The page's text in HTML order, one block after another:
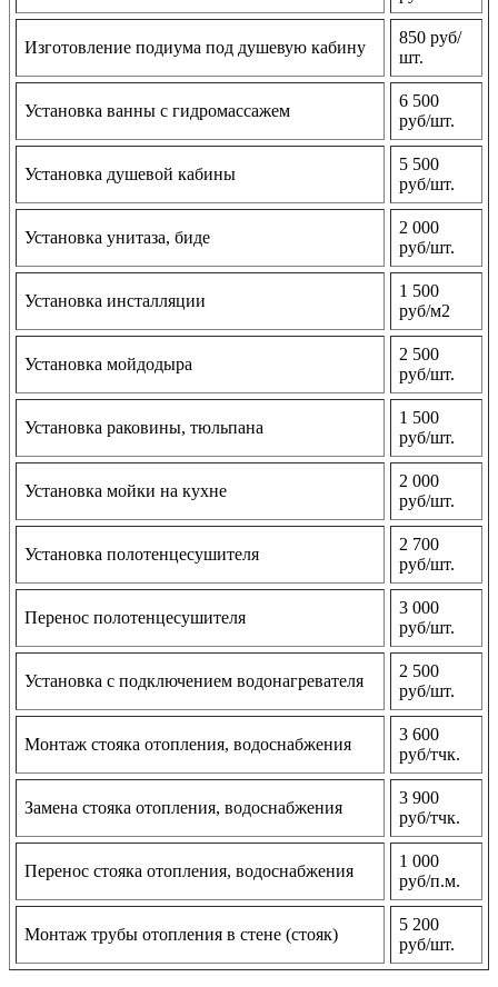
Изготовление подиума под душевую кабину
850 руб/
шт.
Установка ванны с гидромассажем
6 500
руб/шт.
Установка душевой кабины
5 500
руб/шт.
Установка унитаза, биде
2 000
руб/шт.
Установка инсталляции
1 500
руб/м2
Установка мойдодыра
2 500
руб/шт.
Установка раковины, тюльпана
1 500
руб/шт.
Установка мойки на кухне
2 000
руб/шт.
Установка полотенцесушителя
2 700
руб/шт.
Перенос полотенцесушителя
3 000
руб/шт.
Установка с подключением водонагревателя
2 500
руб/шт.
Монтаж стояка отопления, водоснабжения
3 600
руб/тчк.
Замена стояка отопления, водоснабжения
3 900
руб/тчк.
Перенос стояка отопления, водоснабжения
1 000
руб/п.м.
Монтаж трубы отопления в стене (стояк)
5 200
руб/шт.